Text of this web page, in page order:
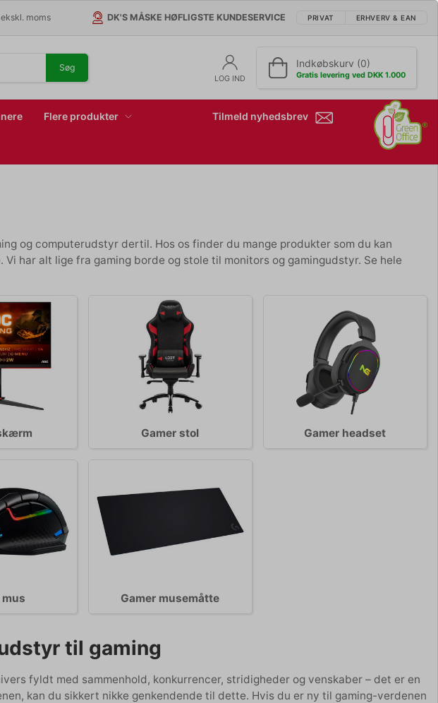
moms DK'S MÅSKE HØFLIGSTE KUNDESERVICE PRIVAT ERHVERV & EAN
Søg
LOG IND
Indkøbskurv (0)
Gratis levering ved DKK 1.000
Flere produkter Tilmeld nyhedsbrev
og computerudstyr dertil. Hos os finder du mange produkter som du kan
har alt lige fra gaming borde og stole til monitors og gamingudstyr. Se hele
Gamer stol Gamer headset
mus Gamer musemåtte
til gaming
fyldt med sammenhold, konkurrencer, stridigheder og venskaber – det er en
kan du sikkert nikke genkendende til dette. Hvis du er ny til gaming-verdenen